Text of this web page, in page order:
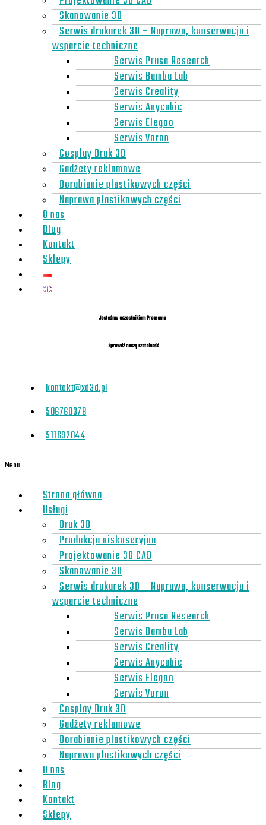
Skanowanie 3D
Serwis drukarek 3D – Naprawa, konserwacja i
wsparcie techniczne
Serwis Prusa Research
Serwis Bambu Lab
Serwis Creality
Serwis Anycubic
Serwis Elegoo
Serwis Voron
Cosplay Druk 3D
Gadżety reklamowe
Dorabianie plastikowych części
Naprawa plastikowych części
O nas
Blog
Kontakt
Sklepy
Jesteśmy uczestnikiem Programu
Sprawdź naszą rzetelność
kontakt@xd3d.pl
506760378
511692044
Menu
Strona główna
Usługi
Druk 3D
Produkcja niskoseryjna
Projektowanie 3D CAD
Skanowanie 3D
Serwis drukarek 3D – Naprawa, konserwacja i
wsparcie techniczne
Serwis Prusa Research
Serwis Bambu Lab
Serwis Creality
Serwis Anycubic
Serwis Elegoo
Serwis Voron
Cosplay Druk 3D
Gadżety reklamowe
Dorabianie plastikowych części
Naprawa plastikowych części
O nas
Blog
Kontakt
Sklepy